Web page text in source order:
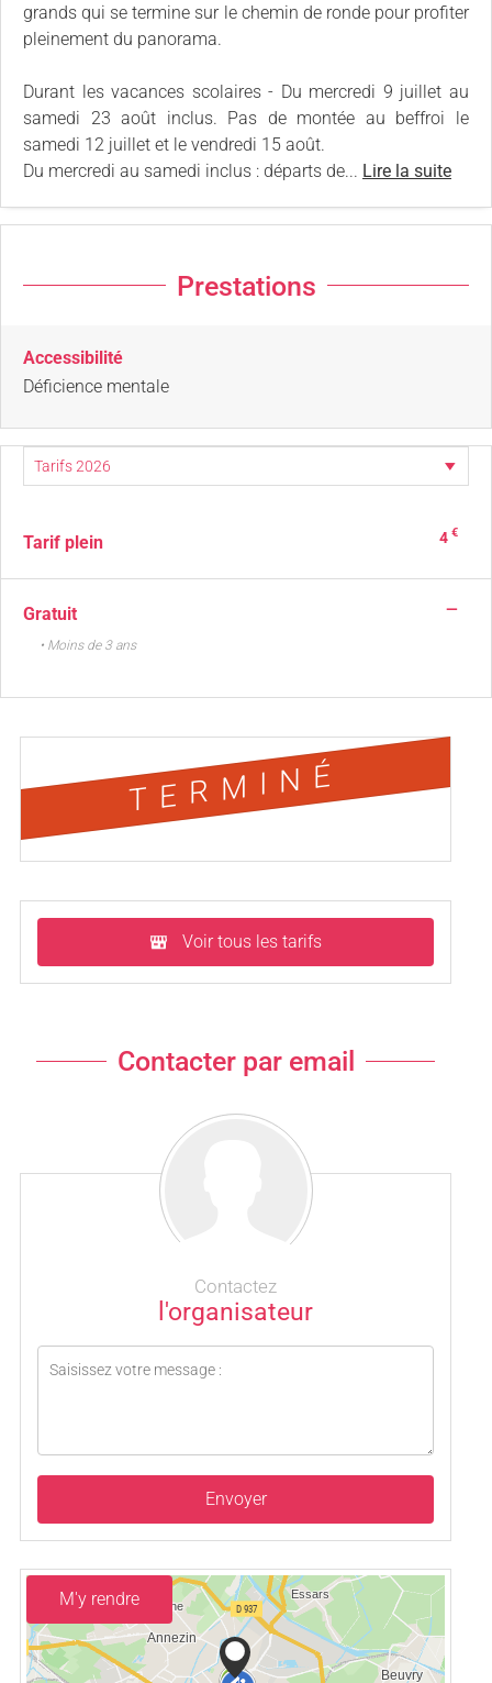
grands qui se termine sur le chemin de ronde pour profiter
pleinement du panorama.
Durant les vacances scolaires - Du mercredi 9 juillet au
samedi 23 août inclus. Pas de montée au beffroi le
samedi 12 juillet et le vendredi 15 août.
Du mercredi au samedi inclus : départs de... Lire la suite
Prestations
Accessibilité
Déficience mentale
Tarif plein 4 €
Gratuit —
• Moins de 3 ans
TERMINÉ
Voir tous les tarifs
Contacter par email
Contactez
l'organisateur
Envoyer
M'y rendre